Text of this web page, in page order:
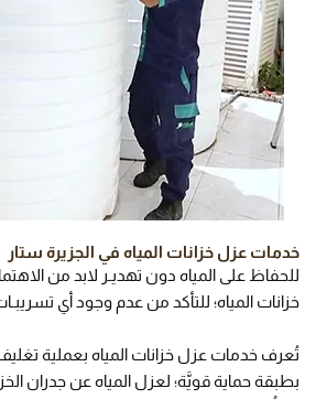
خدمات عزل خزانات المياه في الجزيرة ستار
للحفاظ على المياه دون تهديـر لابد من
خزانات المياه؛ للتأكد من عدم وجود أي
تُعرف خدمات عزل خزانات المياه بعملية
بطبقة حماية قويَّة؛ لعزل المياه عن جدران